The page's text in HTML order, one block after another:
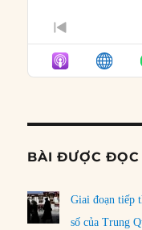
PREVIOUS
EPISODE
BÀI ĐƯỢC ĐỌC
Giai đoạn tiếp
số của Trung